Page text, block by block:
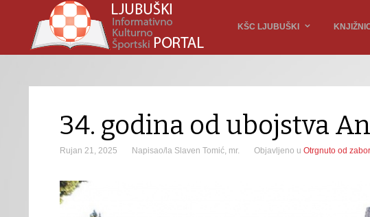
KŠC LJUBUŠKI
34. godina od ubojstva
Rujan 21, 2025 Napisao/la Slaven Tomić, mr. Objavljeno u Otrgnuto od